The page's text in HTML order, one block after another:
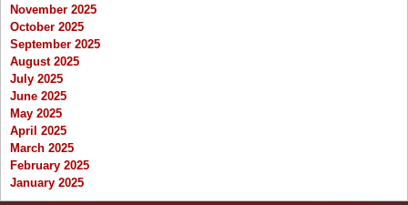
November 2025
October 2025
September 2025
August 2025
July 2025
June 2025
May 2025
April 2025
March 2025
February 2025
January 2025